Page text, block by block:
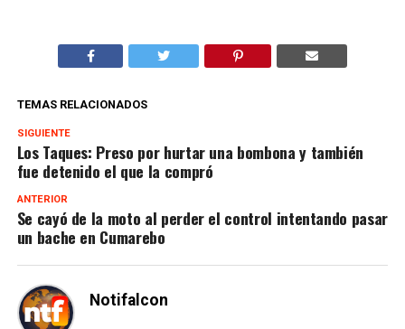
TEMAS RELACIONADOS
SIGUIENTE
Los Taques: Preso por hurtar una bombona y también
fue detenido el que la compró
ANTERIOR
Se cayó de la moto al perder el control intentando pasar
un bache en Cumarebo
Notifalcon